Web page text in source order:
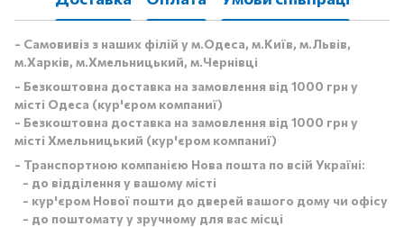
- Самовивіз з наших філій у м.Одеса, м.Київ, м.Львів,
м.Харків, м.Хмельницький, м.Чернівці
- Безкоштовна доставка на замовлення від 1000 грн у
місті Одеса (кур'єром компаниї)
- Безкоштовна доставка на замовлення від 1000 грн у
місті Хмельницький (кур'єром компаниї)
- Транспортною компанією Нова пошта по всій Україні:
- до відділення у вашому місті
- кур'єром Нової пошти до дверей вашого дому чи офісу
- до поштомату у зручному для вас місці